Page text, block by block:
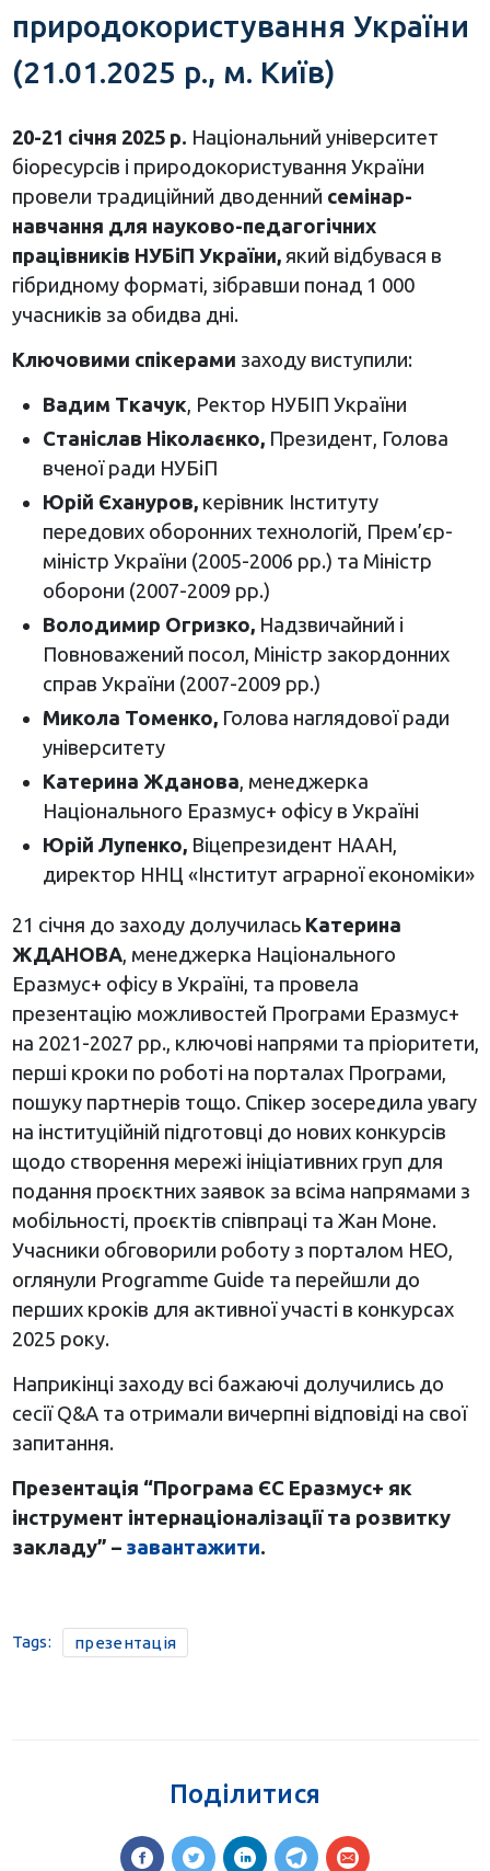
природокористування України
(21.01.2025 р., м. Київ)
20-21 січня 2025 р. Національний університет
біоресурсів і природокористування України
провели традиційний дводенний семінар-
навчання для науково-педагогічних
працівників НУБіП України, який відбувася в
гібридному форматі, зібравши понад 1 000
учасників за обидва дні.
Ключовими спікерами заходу виступили:
Вадим Ткачук , Ректор НУБІП України
Станіслав Ніколаєнко, Президент, Голова
вченої ради НУБіП
Юрій Єхануров, керівник Інституту
передових оборонних технологій, Прем’єр-
міністр України (2005-2006 рр.) та Міністр
оборони (2007-2009 рр.)
Володимир Огризко, Надзвичайний і
Повноважений посол, Міністр закордонних
справ України (2007-2009 рр.)
Микола Томенко, Голова наглядової ради
університету
Катерина Жданова , менеджерка
Національного Еразмус+ офісу в Україні
Юрій Лупенко, Віцепрезидент НААН,
директор ННЦ «Інститут аграрної економіки»
21 січня до заходу долучилась Катерина
ЖДАНОВА, менеджерка Національного
Еразмус+ офісу в Україні, та провела
презентацію можливостей Програми Еразмус+
на 2021-2027 рр., ключові напрями та пріоритети,
перші кроки по роботі на порталах Програми,
пошуку партнерів тощо. Спікер зосередила увагу
на інституційній підготовці до нових конкурсів
щодо створення мережі ініціативних груп для
подання проєктних заявок за всіма напрямами з
мобільності, проєктів співпраці та Жан Моне.
Учасники обговорили роботу з порталом НЕО,
оглянули Programme Guide та перейшли до
перших кроків для активної участі в конкурсах
2025 року.
Наприкінці заходу всі бажаючі долучились до
сесії Q&A та отримали вичерпні відповіді на свої
запитання.
Презентація “Програма ЄС Еразмус+ як
інструмент інтернаціоналізації та розвитку
закладу” – завантажити.
Tags: презентація
Поділитися